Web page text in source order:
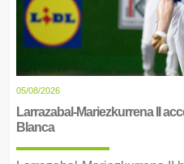
05/08/2026
Larrazabal-Mariezkurrena II
Blanca